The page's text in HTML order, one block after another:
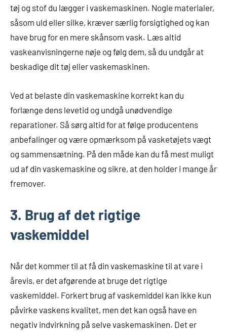
tøj og stof du lægger i vaskemaskinen. Nogle materialer,
såsom uld eller silke, kræver særlig forsigtighed og kan
have brug for en mere skånsom vask. Læs altid
vaskeanvisningerne nøje og følg dem, så du undgår at
beskadige dit tøj eller vaskemaskinen.
Ved at belaste din vaskemaskine korrekt kan du
forlænge dens levetid og undgå unødvendige
reparationer. Så sørg altid for at følge producentens
anbefalinger og være opmærksom på vasketøjets vægt
og sammensætning. På den måde kan du få mest muligt
ud af din vaskemaskine og sikre, at den holder i mange år
fremover.
3. Brug af det rigtige
vaskemiddel
Når det kommer til at få din vaskemaskine til at vare i
årevis, er det afgørende at bruge det rigtige
vaskemiddel. Forkert brug af vaskemiddel kan ikke kun
påvirke vaskens kvalitet, men det kan også have en
negativ indvirkning på selve vaskemaskinen. Det er